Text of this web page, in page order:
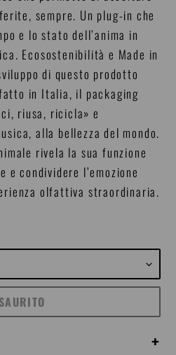
sempre. Un plug-in che
e lo stato dell’anima in
Ecosostenibilità e Made in
di questo prodotto
in Italia, il packaging
riusa, ricicla» e
alla bellezza del mondo.
rivela la sua funzione
e condividere l’emozione
olfattiva straordinaria.
+